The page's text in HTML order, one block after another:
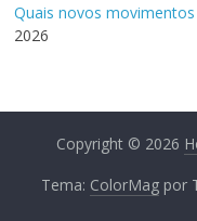
Quais novos
2026
Copyright © 2026
Tema: ColorMag por